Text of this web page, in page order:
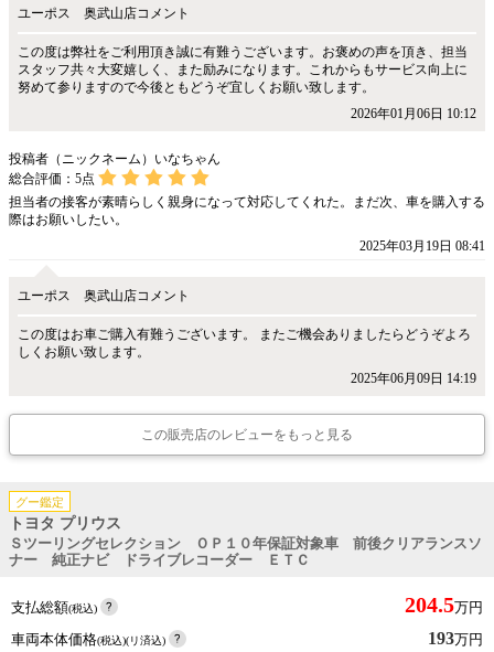
ユーポス 奥武山店コメント
この度は弊社をご利用頂き誠に有難うございます。お褒めの声を頂き、担当
スタッフ共々大変嬉しく、また励みになります。これからもサービス向上に
努めて参りますので今後ともどうぞ宜しくお願い致します。
2026年01月06日 10:12
投稿者（ニックネーム）いなちゃん
総合評価： 5点
担当者の接客が素晴らしく親身になって対応してくれた。まだ次、車を購入する
際はお願いしたい。
2025年03月19日 08:41
ユーポス 奥武山店コメント
この度はお車ご購入有難うございます。 またご機会ありましたらどうぞよろ
しくお願い致します。
2025年06月09日 14:19
この販売店のレビューをもっと見る
グー鑑定
トヨタ プリウス
Ｓツーリングセレクション ＯＰ１０年保証対象車 前後クリアランスソ
ナー 純正ナビ ドライブレコーダー ＥＴＣ
支払総額(税込) 204.5万円
車両本体価格(税込)(リ済込) 193万円